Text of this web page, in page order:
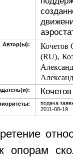
Автор(ы): Кочетов
(RU),
подача
2011-08-19
опорам